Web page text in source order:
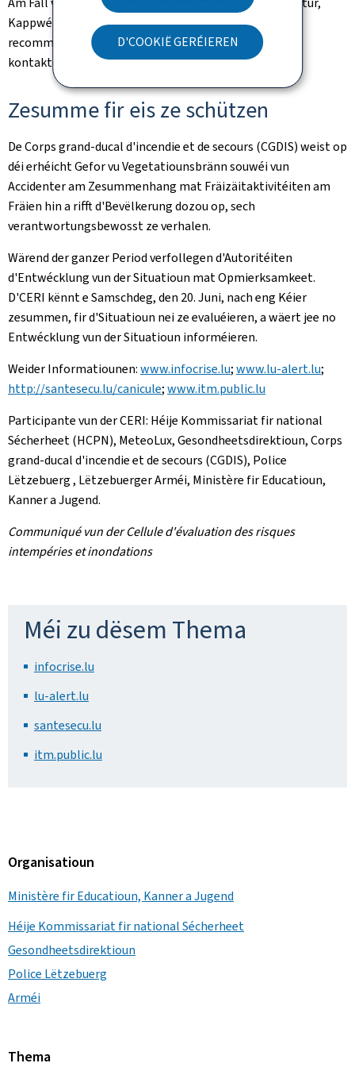
D'COOKIË GERÉIEREN
Kappwéi, Iwwelzegkeet, Duercherneen asw.) gëtt
recommandéiert, medezinescht Fachpersonal ze
kontaktéieren oder an Noutfäll den 112 unzeruffen.
Zesumme fir eis ze schützen
De Corps grand-ducal d'incendie et de secours (CGDIS) weist op
déi erhéicht Gefor vu Vegetatiounsbränn souwéi vun
Accidenter am Zesummenhang mat Fräizäitaktivitéiten am
Fräien hin a rifft d'Bevëlkerung dozou op, sech
verantwortungsbewosst ze verhalen.
Wärend der ganzer Period verfollegen d'Autoritéiten
d'Entwécklung vun der Situatioun mat Opmierksamkeet.
D'CERI kënnt e Samschdeg, den 20. Juni, nach eng Kéier
zesummen, fir d'Situatioun nei ze evaluéieren, a wäert jee no
Entwécklung vun der Situatioun informéieren.
Weider Informatiounen:www.infocrise.lu;www.lu-alert.lu;
http://santesecu.lu/canicule;www.itm.public.lu
Participante vun der CERI: Héije Kommissariat fir national
Sécherheet (HCPN), MeteoLux, Gesondheetsdirektioun, Corps
grand-ducal d'incendie et de secours (CGDIS), Police
Lëtzebuerg , Lëtzebuerger Arméi, Ministère fir Educatioun,
Kanner a Jugend.
Communiqué vun der Cellule d'évaluation des risques
intempéries et inondations
Méi zu dësem Thema
infocrise.lu
lu-alert.lu
santesecu.lu
itm.public.lu
Organisatioun
Ministère fir Educatioun, Kanner a Jugend
Héije Kommissariat fir national Sécherheet
Gesondheetsdirektioun
Police Lëtzebuerg
Arméi
Thema